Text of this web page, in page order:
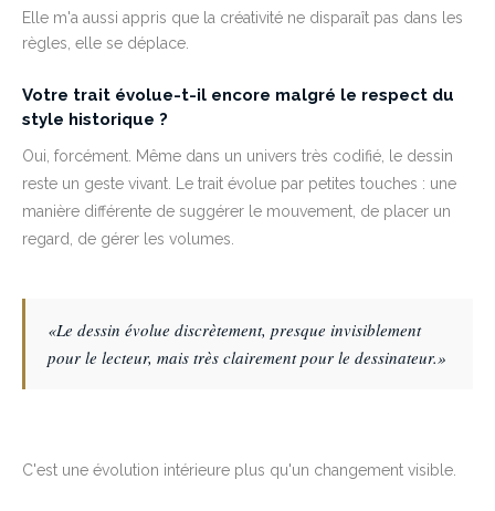
Elle m'a aussi appris que la créativité ne disparaît pas dans les
règles, elle se déplace.
Votre trait évolue-t-il encore malgré le respect du
style historique ?
Oui, forcément. Même dans un univers très codifié, le dessin
reste un geste vivant. Le trait évolue par petites touches : une
manière différente de suggérer le mouvement, de placer un
regard, de gérer les volumes.
«Le dessin évolue discrètement, presque invisiblement
pour le lecteur, mais très clairement pour le dessinateur.»
C'est une évolution intérieure plus qu'un changement visible.